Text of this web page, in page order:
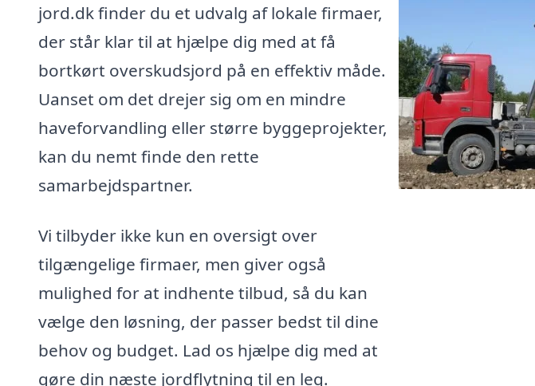
jord.dk finder du et udvalg af lokale firmaer,
der står klar til at hjælpe dig med at få
bortkørt overskudsjord på en effektiv måde.
Uanset om det drejer sig om en mindre
haveforvandling eller større byggeprojekter,
kan du nemt finde den rette
samarbejdspartner.
Vi tilbyder ikke kun en oversigt over
tilgængelige firmaer, men giver også
mulighed for at indhente tilbud, så du kan
vælge den løsning, der passer bedst til dine
behov og budget. Lad os hjælpe dig med at
gøre din næste jordflytning til en leg.